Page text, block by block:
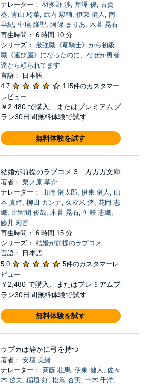
ナレーター： 羽多野 渉, 芹澤 優, 古賀
葵, 青山 玲菜, 武内 駿輔, 伊東 健人 , 南
早紀, 中尾 隆聖, 阿保 まりあ, 木暮 晃石
再生時間： 6 時間 10 分
シリーズ： 最強職《竜騎士》から初級
職《運び屋》になったのに、なぜか勇者
達から頼られてます
言語： 日本語
4.7
115件のカスタマー
レビュー
￥2,480 で購入、またはプレミアムプ
ラン30日間無料体験で試す
無料体験を試す
結婚が前提のラブコメ 3 ガガガ文庫
著者： 栗ノ原 草介
ナレーター： 山崎 健太郎, 伊東 健人 , 山
本 真綺, 柳田 カンナ, 久次米 渚, 花岡 志
織, 比留間 俊哉, 木暮 晃石, 仲咲 志織,
藤井 彩音
再生時間： 6 時間 15 分
シリーズ： 結婚が前提のラブコメ
言語： 日本語
5.0
5件のカスタマーレ
ビュー
￥2,480 で購入、またはプレミアムプ
ラン30日間無料体験で試す
無料体験を試す
ラブカは静かに弓を持つ
著者： 安壇 美緒
ナレーター： 斉藤 壮馬, 伊東 健人 , 佐々
木 啓夫, 稲垣 好, 松嶌 杏実, 一木 千洋,